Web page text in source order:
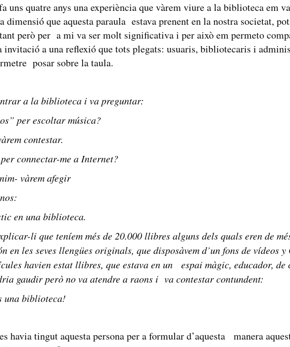
uns quatre anys una experiència que vàrem viure a la biblioteca em
dimensió que aquesta paraula estava prenent en la nostra societat,
però per a mi va ser molt significativa i per això em permeto
invitació a una reflexió que tots plegats: usuaris, bibliotecaris i
posar sobre la taula.
a la biblioteca i va preguntar:
per escoltar música?
contestar.
connectar-me a Internet?
vàrem afegir
en una biblioteca.
li que teníem més de 20.000 llibres alguns dels quals eren de
en les seves llengües originals, que disposàvem d’un fons de vídeos y
havien estat llibres, que estava en un espai màgic, educador, de
gaudir però no va atendre a raons i va contestar contundent:
una biblioteca!
havia tingut aquesta persona per a formular d’aquesta manera